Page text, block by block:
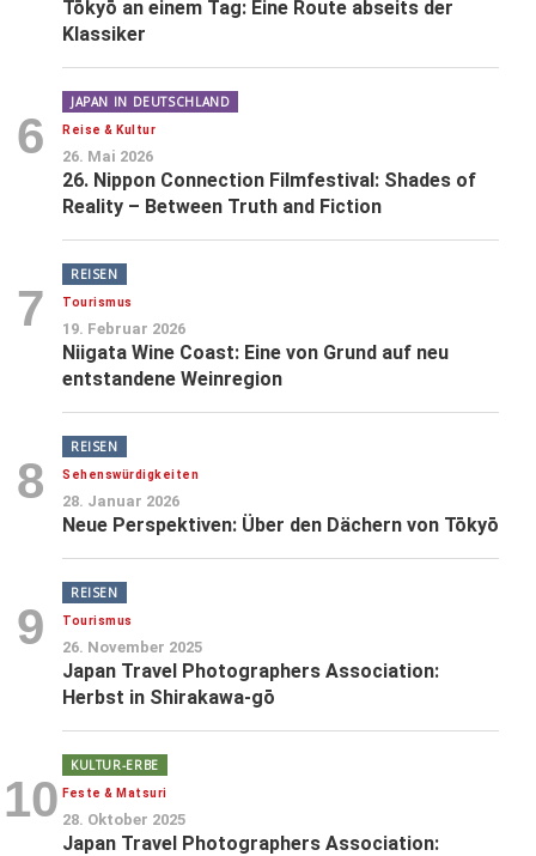
Tōkyō an einem Tag: Eine Route abseits der
Klassiker
6
JAPAN IN DEUTSCHLAND
Reise & Kultur
26. Mai 2026
26. Nippon Connection Filmfestival: Shades of
Reality – Between Truth and Fiction
7
REISEN
Tourismus
19. Februar 2026
Niigata Wine Coast: Eine von Grund auf neu
entstandene Weinregion
8
REISEN
Sehenswürdigkeiten
28. Januar 2026
Neue Perspektiven: Über den Dächern von Tōkyō
9
REISEN
Tourismus
26. November 2025
Japan Travel Photographers Association:
Herbst in Shirakawa-gō
10
KULTUR-ERBE
Feste & Matsuri
28. Oktober 2025
Japan Travel Photographers Association: